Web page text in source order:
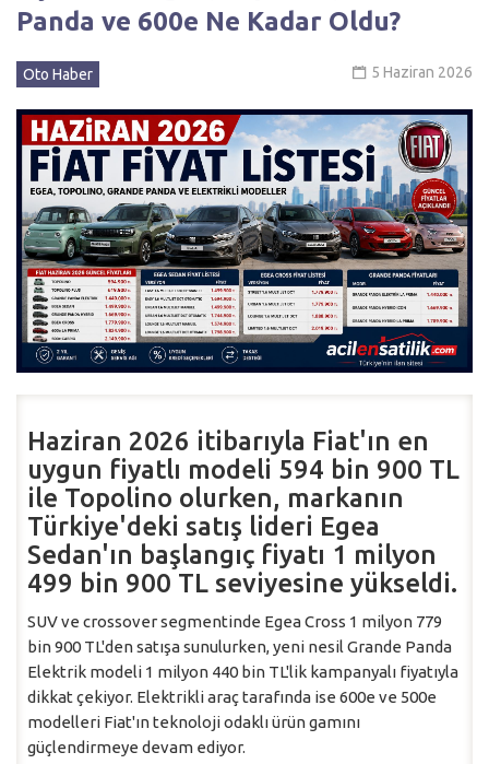
Panda ve 600e Ne Kadar Oldu?
5 Haziran 2026
Oto Haber
Haziran 2026 itibarıyla Fiat'ın en
uygun fiyatlı modeli 594 bin 900 TL
ile Topolino olurken, markanın
Türkiye'deki satış lideri Egea
Sedan'ın başlangıç fiyatı 1 milyon
499 bin 900 TL seviyesine yükseldi.
SUV ve crossover segmentinde Egea Cross 1 milyon 779
bin 900 TL'den satışa sunulurken, yeni nesil Grande Panda
Elektrik modeli 1 milyon 440 bin TL'lik kampanyalı fiyatıyla
dikkat çekiyor. Elektrikli araç tarafında ise 600e ve 500e
modelleri Fiat'ın teknoloji odaklı ürün gamını
güçlendirmeye devam ediyor.